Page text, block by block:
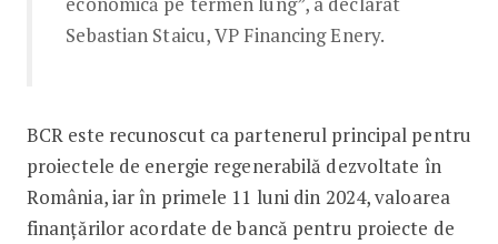
Sebastian Staicu, VP Financing Enery.
BCR este recunoscut ca partenerul principal pentru
proiectele de energie regenerabilă dezvoltate în
România, iar în primele 11 luni din 2024, valoarea
finanțărilor acordate de bancă pentru proiecte de